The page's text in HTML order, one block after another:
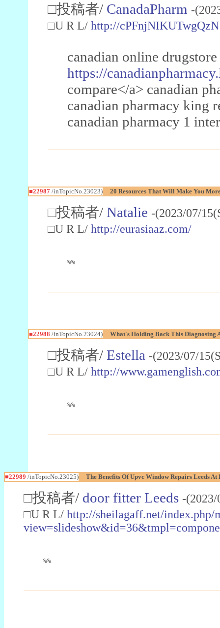
□投稿者/ CanadaPharm -
□U R L/ http://cPFnjNIKUTwgQzN
canadian online
https://
compare</a> canadian
canadian pharmacy king
canadian pharmacy 1
■22987/inTopicNo.23023) 20 Resources That Will Make You
□投稿者/ Natalie -(2023/07/
□U R L/ http://eurasiaaz.com/
%%
■22988 /inTopicNo.23024) What's Holding Back This Diagnosing
□投稿者/ Estella -(2023/07/
□U R L/ http://
%%
■22989 /inTopicNo.23025) The Benefits Of Upvc Window Repairs Leeds
□投稿者/ door fitter Leeds -
□U R L/ http://sheilagaff.net/index.php/
%%